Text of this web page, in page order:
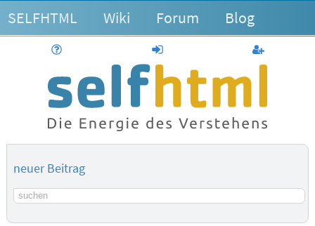
SELFHTML Wiki Forum Blog
anmelden
neuer Beitrag
Suchbegriff